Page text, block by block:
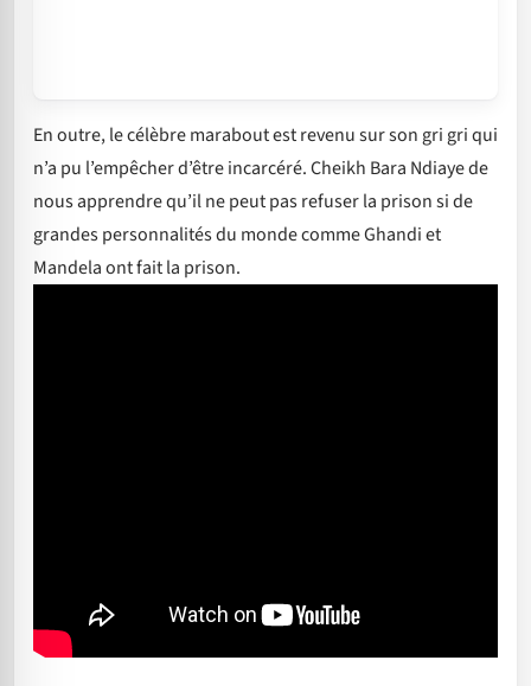
En outre, le célèbre marabout est revenu sur son gri gri qui
n’a pu l’empêcher d’être incarcéré. Cheikh Bara Ndiaye de
nous apprendre qu’il ne peut pas refuser la prison si de
grandes personnalités du monde comme Ghandi et
Mandela ont fait la prison.